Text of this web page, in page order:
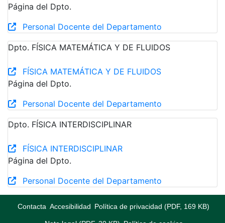
Página del Dpto.
Personal Docente del Departamento
Dpto. FÍSICA MATEMÁTICA Y DE FLUIDOS
FÍSICA MATEMÁTICA Y DE FLUIDOS
Página del Dpto.
Personal Docente del Departamento
Dpto. FÍSICA INTERDISCIPLINAR
FÍSICA INTERDISCIPLINAR
Página del Dpto.
Personal Docente del Departamento
Contacta Accesibilidad Política de privacidad (PDF, 169 KB)